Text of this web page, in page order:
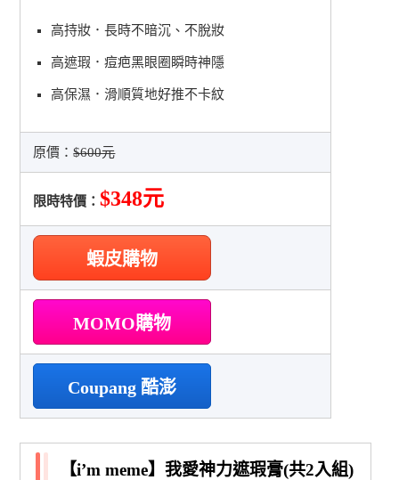
高持妝．長時不暗沉、不脫妝
高遮瑕．痘疤黑眼圈瞬時神隱
高保濕．滑順質地好推不卡紋
原價：$600元
限時特價：$348元
蝦皮購物
MOMO購物
Coupang 酷澎
【i’m meme】我愛神力遮瑕膏(共2入組)